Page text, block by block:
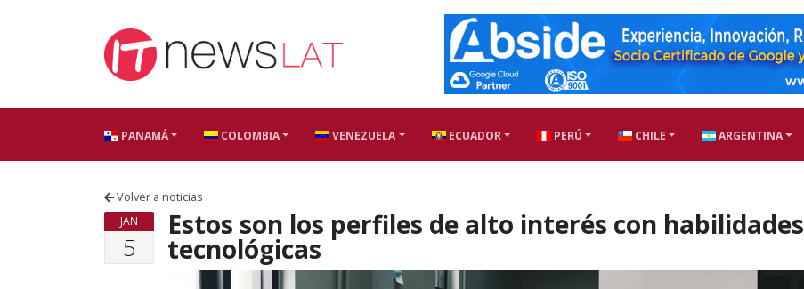
PANAMÁ COLOMBIA VENEZUELA ECUADOR PERÚ CHILE ARGENTINA
Volver a noticias
JAN
5
Estos son los perfiles de alto interés con habilidades
tecnológicas